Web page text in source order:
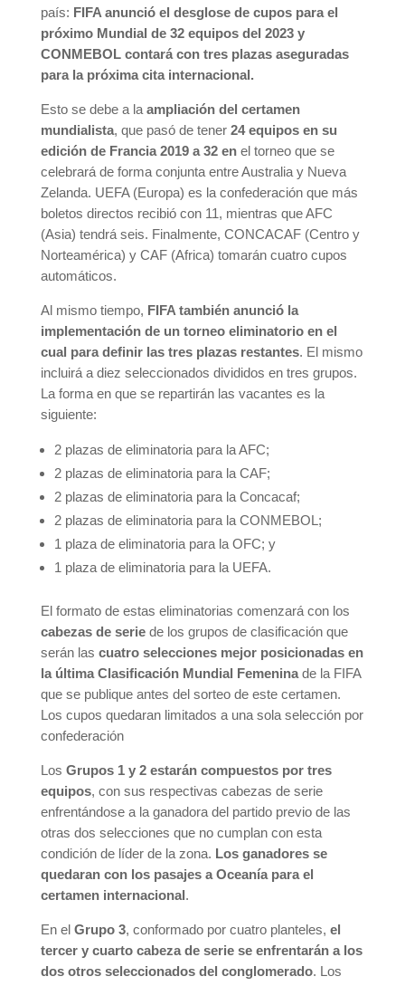
país: FIFA anunció el desglose de cupos para el
próximo Mundial de 32 equipos del 2023 y
CONMEBOL contará con tres plazas aseguradas
para la próxima cita internacional.
Esto se debe a la ampliación del certamen
mundialista, que pasó de tener 24 equipos en su
edición de Francia 2019 a 32 enel torneo que se
celebrará de forma conjunta entre Australia y Nueva
Zelanda. UEFA (Europa) es la confederación que más
boletos directos recibió con 11, mientras que AFC
(Asia) tendrá seis. Finalmente, CONCACAF (Centro y
Norteamérica) y CAF (Africa) tomarán cuatro cupos
automáticos.
Al mismo tiempo, FIFA también anunció la
implementación de un torneo eliminatorio en el
cual para definir las tres plazas restantes. El mismo
incluirá a diez seleccionados divididos en tres grupos.
La forma en que se repartirán las vacantes es la
siguiente:
2 plazas de eliminatoria para la AFC;
2 plazas de eliminatoria para la CAF;
2 plazas de eliminatoria para la Concacaf;
2 plazas de eliminatoria para la CONMEBOL;
1 plaza de eliminatoria para la OFC; y
1 plaza de eliminatoria para la UEFA.
El formato de estas eliminatorias comenzará con los
cabezas de seriede los grupos de clasificación que
serán las cuatro selecciones mejor posicionadas en
la última Clasificación Mundial Femeninade la FIFA
que se publique antes del sorteo de este certamen.
Los cupos quedaran limitados a una sola selección por
confederación
Los Grupos 1 y 2 estarán compuestos por tres
equipos, con sus respectivas cabezas de serie
enfrentándose a la ganadora del partido previo de las
otras dos selecciones que no cumplan con esta
condición de líder de la zona. Los ganadores se
quedaran con los pasajes a Oceanía para el
certamen internacional.
En el Grupo 3, conformado por cuatro planteles, el
tercer y cuarto cabeza de serie se enfrentarán a los
dos otros seleccionados del conglomerado. Los